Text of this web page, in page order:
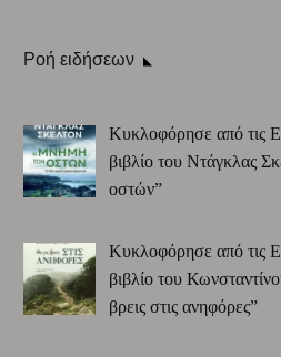
Ροή ειδήσεων
Κυκλοφόρησε από τις
βιβλίο του Ντάγκλας
οστών”
Κυκλοφόρησε από τις
βιβλίο του
βρεις στις ανηφόρες”